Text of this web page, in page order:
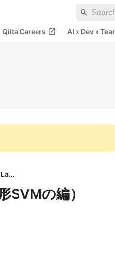
search
Qiita Careers open_in_new AI x Dev x
株式会社日立製作所 Lumada Data Science Lab.
SVMの編）